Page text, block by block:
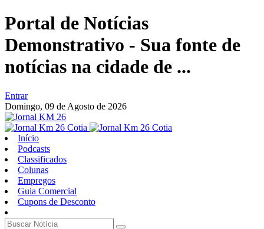
Portal de Notícias
Demonstrativo - Sua fonte de
notícias na cidade de ...
Entrar
Domingo, 09 de Agosto de 2026
Início
Podcasts
Classificados
Colunas
Empregos
Guia Comercial
Cupons de Desconto